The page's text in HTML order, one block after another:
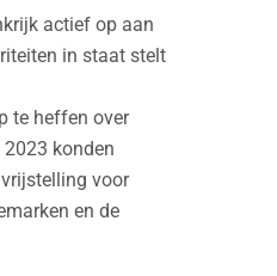
actief op aan
in staat stelt
te heffen over
konden
voor
en de